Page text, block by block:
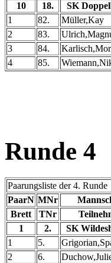
10
18. SK
1
82. Müller,Kay
2
83.
3
84.
4
85.
Runde 4
Paarungsliste der 4. Runde
PaarN MNr
Brett
TNr
1
2. SK
1
5.
2
6.